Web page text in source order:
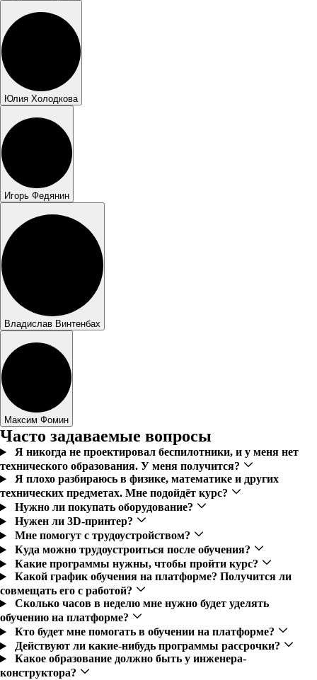
Юлия Холодкова
Игорь Федянин
Владислав Винтенбах
Максим Фомин
Часто задаваемые вопросы
Я никогда не проектировал беспилотники, и у меня нет
технического образования. У меня получится?
Я плохо разбираюсь в физике, математике и других
технических предметах. Мне подойдёт курс?
Нужно ли покупать оборудование?
Нужен ли 3D-принтер?
Мне помогут с трудоустройством?
Куда можно трудоустроиться после обучения?
Какие программы нужны, чтобы пройти курс?
Какой график обучения на платформе? Получится ли
совмещать его с работой?
Сколько часов в неделю мне нужно будет уделять
обучению на платформе?
Кто будет мне помогать в обучении на платформе?
Действуют ли какие-нибудь программы рассрочки?
Какое образование должно быть у инженера-
конструктора?